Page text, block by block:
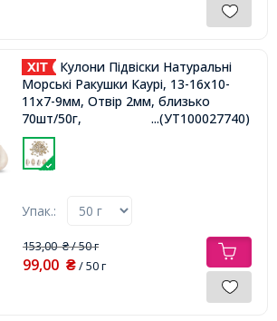
Кулони Підвіски Натуральні
Морські Ракушки Каурі, 13-16х10-
11х7-9мм, Отвір 2мм, близько
70шт/50г,
...(УТ100027740)
Упак.:
153,00₴/ 50 г
99,00 ₴/ 50 г